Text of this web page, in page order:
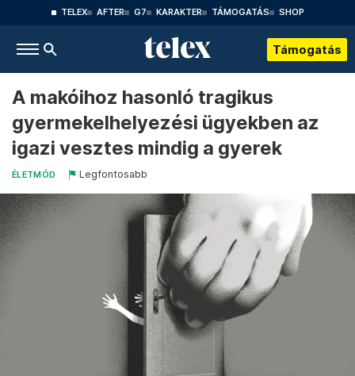
TELEX AFTER G7 KARAKTER TÁMOGATÁS SHOP
Támogatás
A makóihoz hasonló tragikus
gyermekelhelyezési ügyekben az
igazi vesztes mindig a gyerek
ÉLETMÓD Legfontosabb